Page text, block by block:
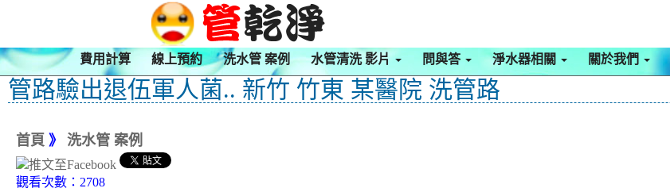
費用計算 線上預約 洗水管 案例 水管清洗 影片 問與答 淨水器相關 關於我們
管路驗出退伍軍人菌.. 新竹 竹東 某醫院 洗管路
首頁 》 洗水管 案例
觀看次數：2708